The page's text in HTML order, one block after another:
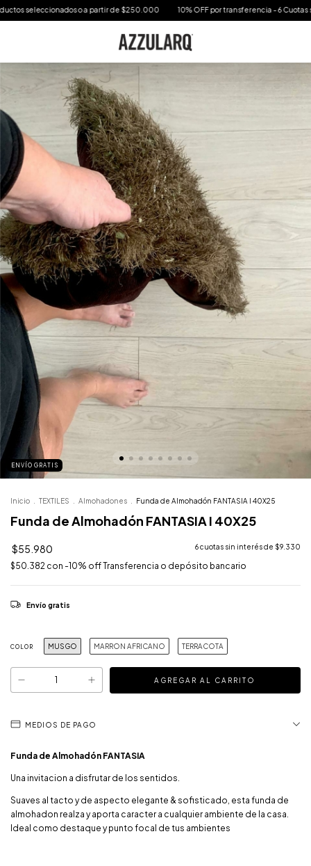
o a partir de $250.000 10% OFF por transferencia - 6 Cuotas sin interes
ENVÍO GRATIS
Inicio TEXTILES Almohadones Funda de Almohadón FANTASIA I 40X25
Funda de Almohadón FANTASIA I 40X25
$55.980 6cuotas sin interés de $9.330
$50.382 con -10% off Transferencia o depósito bancario
Envío gratis
COLOR MUSGO MARRON AFRICANO TERRACOTA
MEDIOS DE PAGO
Funda de Almohadón FANTASIA
Una invitacion a disfrutar de los sentidos.
Suaves al tacto y de aspecto elegante & sofisticado, esta funda de
almohadon realza y aporta caracter a cualquier ambiente de la casa.
Ideal como destaque y punto focal de tus ambientes